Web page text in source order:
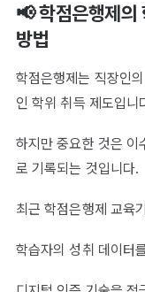
📢 학점은행제의
방법
학점은행제는 직장인
인 학위 취득 제도입니
하지만 중요한 것은 이
로 기록되는 것입니다.
최근 학점은행제 교육
학습자의 성취 데이터